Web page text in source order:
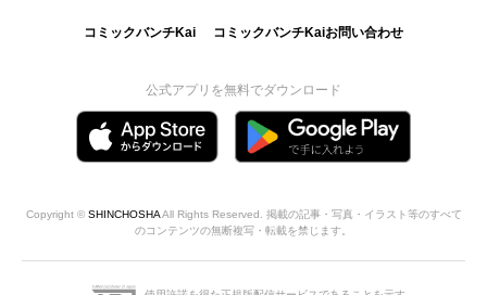
コミックバンチKai コミックバンチKaiお問い合わせ
公式アプリを無料でダウンロード
Copyright © SHINCHOSHAAll Rights Reserved. 掲載の記事・写真・イラスト等のすべて
のコンテンツの無断複写・転載を禁じます。